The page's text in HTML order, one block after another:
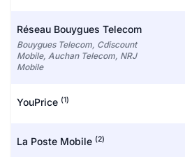
Réseau Bouygues Telecom
Bouygues Telecom, Cdiscount
Mobile, Auchan Telecom, NRJ
Mobile
YouPrice (1)
La Poste Mobile (2)